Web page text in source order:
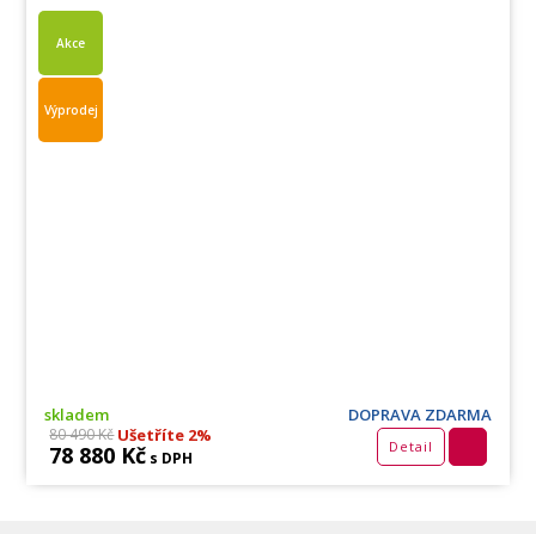
Akce
Výprodej
skladem DOPRAVA ZDARMA
80 490 KčUšetříte 2%
78 880 Kč s DPH
Detail